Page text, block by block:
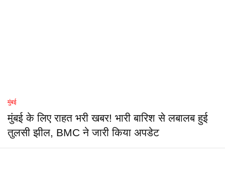
मुंबई
मुंबई के लिए राहत भरी खबर! भारी बारिश से लबालब हुई
तुलसी झील, BMC ने जारी किया अपडेट